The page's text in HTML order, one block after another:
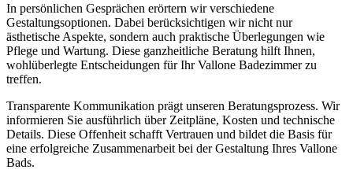
In persönlichen Gesprächen erörtern wir verschiedene
Gestaltungsoptionen. Dabei berücksichtigen wir nicht nur
ästhetische Aspekte, sondern auch praktische Überlegungen wie
Pflege und Wartung. Diese ganzheitliche Beratung hilft Ihnen,
wohlüberlegte Entscheidungen für Ihr Vallone Badezimmer zu
treffen.
Transparente Kommunikation prägt unseren Beratungsprozess. Wir
informieren Sie ausführlich über Zeitpläne, Kosten und technische
Details. Diese Offenheit schafft Vertrauen und bildet die Basis für
eine erfolgreiche Zusammenarbeit bei der Gestaltung Ihres Vallone
Bads.